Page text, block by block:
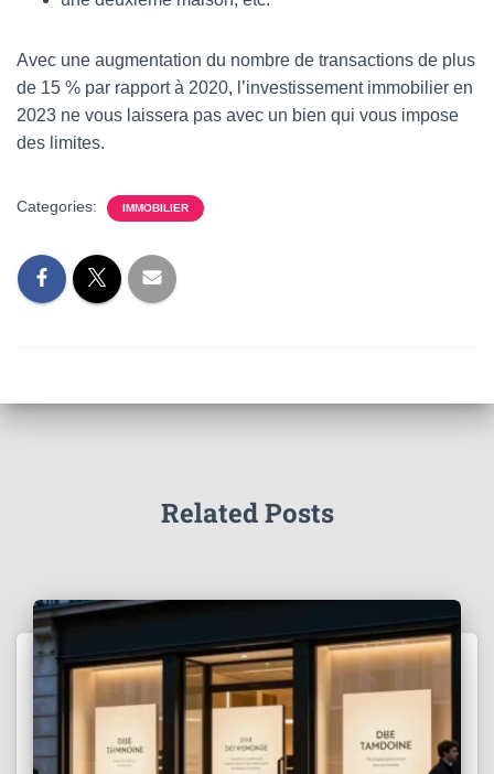
Avec une augmentation du nombre de transactions de plus
de 15 % par rapport à 2020, l’investissement immobilier en
2023 ne vous laissera pas avec un bien qui vous impose
des limites.
Categories: IMMOBILIER
Related Posts